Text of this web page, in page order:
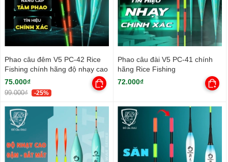
Phao câu đêm V5 PC-42 Rice
Fishing chính hãng độ nhạy cao
75.000₫
99.000₫ -25%
Phao câu đài V5 PC-41 chính
hãng Rice Fishing
72.000₫